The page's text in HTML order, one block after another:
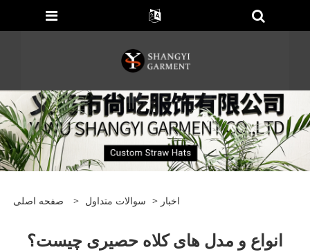
صفحه اصلی > سوالات متداول > اخبار
انواع و مدل های کلاه حصیری چیست؟